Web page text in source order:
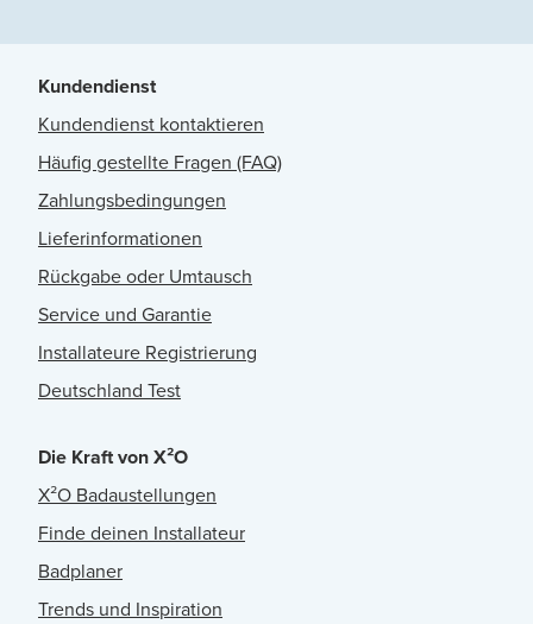
Kundendienst
Kundendienst kontaktieren
Häufig gestellte Fragen (FAQ)
Zahlungsbedingungen
Lieferinformationen
Rückgabe oder Umtausch
Service und Garantie
Installateure Registrierung
Deutschland Test
Die Kraft von X²O
X²O Badaustellungen
Finde deinen Installateur
Badplaner
Trends und Inspiration